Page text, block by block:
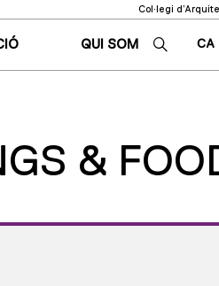
Col·legi
QUI SOM
CA
ES
&